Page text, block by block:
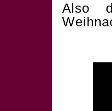
Also